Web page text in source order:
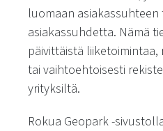
luomaan
asiakassuhdetta. Nämä
päivittäistä
tai vaihtoehtoisesti
yrityksiltä.
Rokua Geopark -